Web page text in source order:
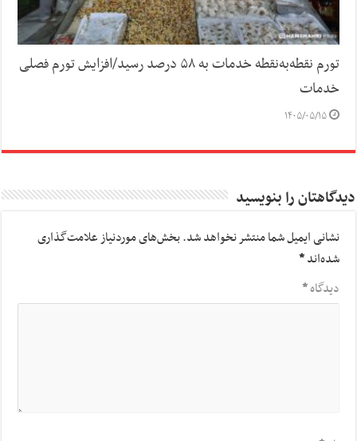
تورم نقطه‌به‌نقطه خدمات به ۵۸ درصد رسید/افزایش تورم فصلی
خدمات
۱۴۰۵/۰۵/۱۵
دیدگاهتان را بنویسید
نشانی ایمیل شما منتشر نخواهد شد.بخش‌های موردنیاز علامت‌گذاری
شده‌اند*
دیدگاه*